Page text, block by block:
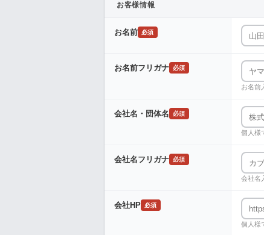
お客様情報
お名前 必須
お名前フリガナ 必須
お名前
会社名・団体名 必須
個人様
会社名フリガナ 必須
会社名
会社HP 必須
個人様